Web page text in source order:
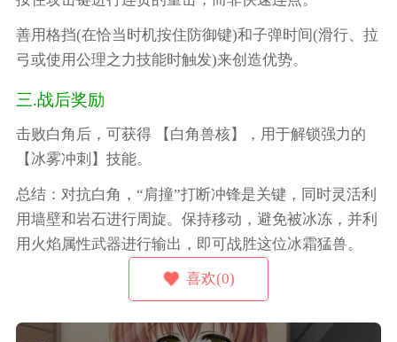
善用格挡(在恰当时机按住防御键)和子弹时间(滑行、拉
弓或使用公理之力技能时触发)来创造优势。
三.战后奖励
击败白角后，可获得 【白角兽核】，用于解锁强力的
【冰雾冲刺】技能。
总结：对抗白角，“肩撞”打断冲锋是关键，同时灵活利
用墙壁和岩石进行周旋。保持移动，避免被冰冻，并利
用火焰属性武器进行输出，即可战胜这位冰霜猛兽。
喜欢(0)